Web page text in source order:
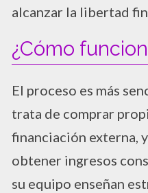
alcanzar la libertad
¿Cómo
El proceso es más
trata de comprar
financiación externa,
obtener ingresos
su equipo enseñan